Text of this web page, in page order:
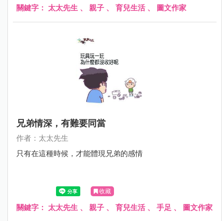
關鍵字： 太太先生 、 親子 、 育兒生活、 圖文作家
兄弟情深，有難要同當
作者：太太先生
只有在這種時候，才能體現兄弟的感情
收藏
關鍵字： 太太先生 、 親子 、 育兒生活、 手足 、 圖文作家